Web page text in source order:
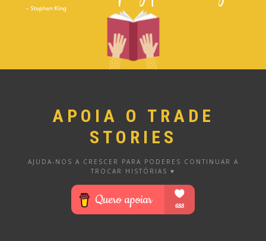
APOIA O TRADE
STORIES
AJUDA-NOS A CRESCER PARA PODERES CONTINUAR A
TROCAR HISTÓRIAS ♥